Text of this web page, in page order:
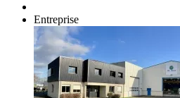
Entreprise